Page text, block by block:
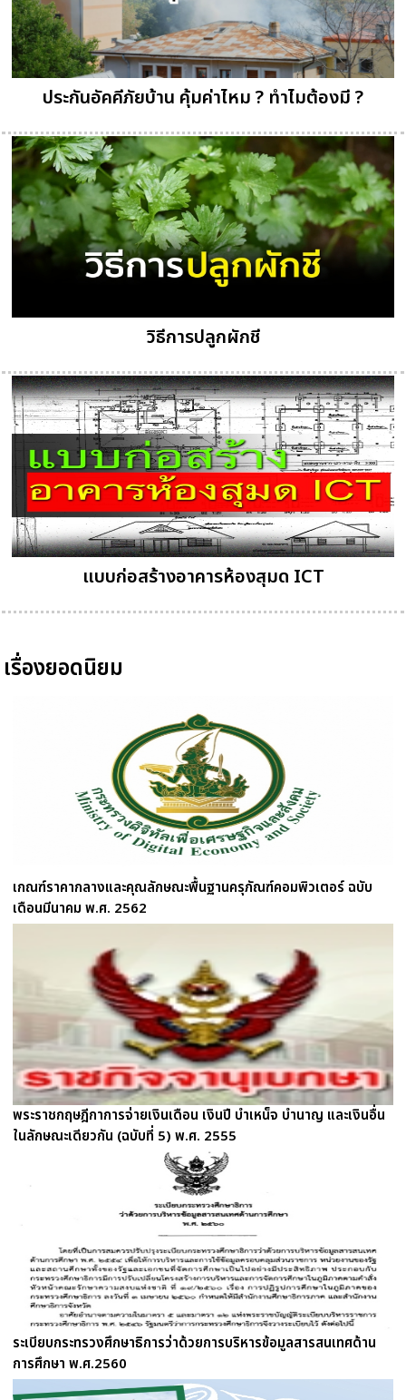
ประกันอัคคีภัยบ้าน คุ้มค่าไหม ? ทำไมต้องมี ?
วิธีการปลูกผักชี
แบบก่อสร้างอาคารห้องสุมด ICT
เรื่องยอดนิยม
เกณฑ์ราคากลางและคุณลักษณะพื้นฐานครุภัณฑ์คอมพิวเตอร์ ฉบับ
เดือนมีนาคม พ.ศ. 2562
พระราชกฤษฎีกาการจ่ายเงินเดือน เงินปี บำเหน็จ บำนาญ และเงินอื่น
ในลักษณะเดียวกัน (ฉบับที่ 5) พ.ศ. 2555
ระเบียบกระทรวงศึกษาธิการว่าด้วยการบริหารข้อมูลสารสนเทศด้าน
การศึกษา พ.ศ.2560